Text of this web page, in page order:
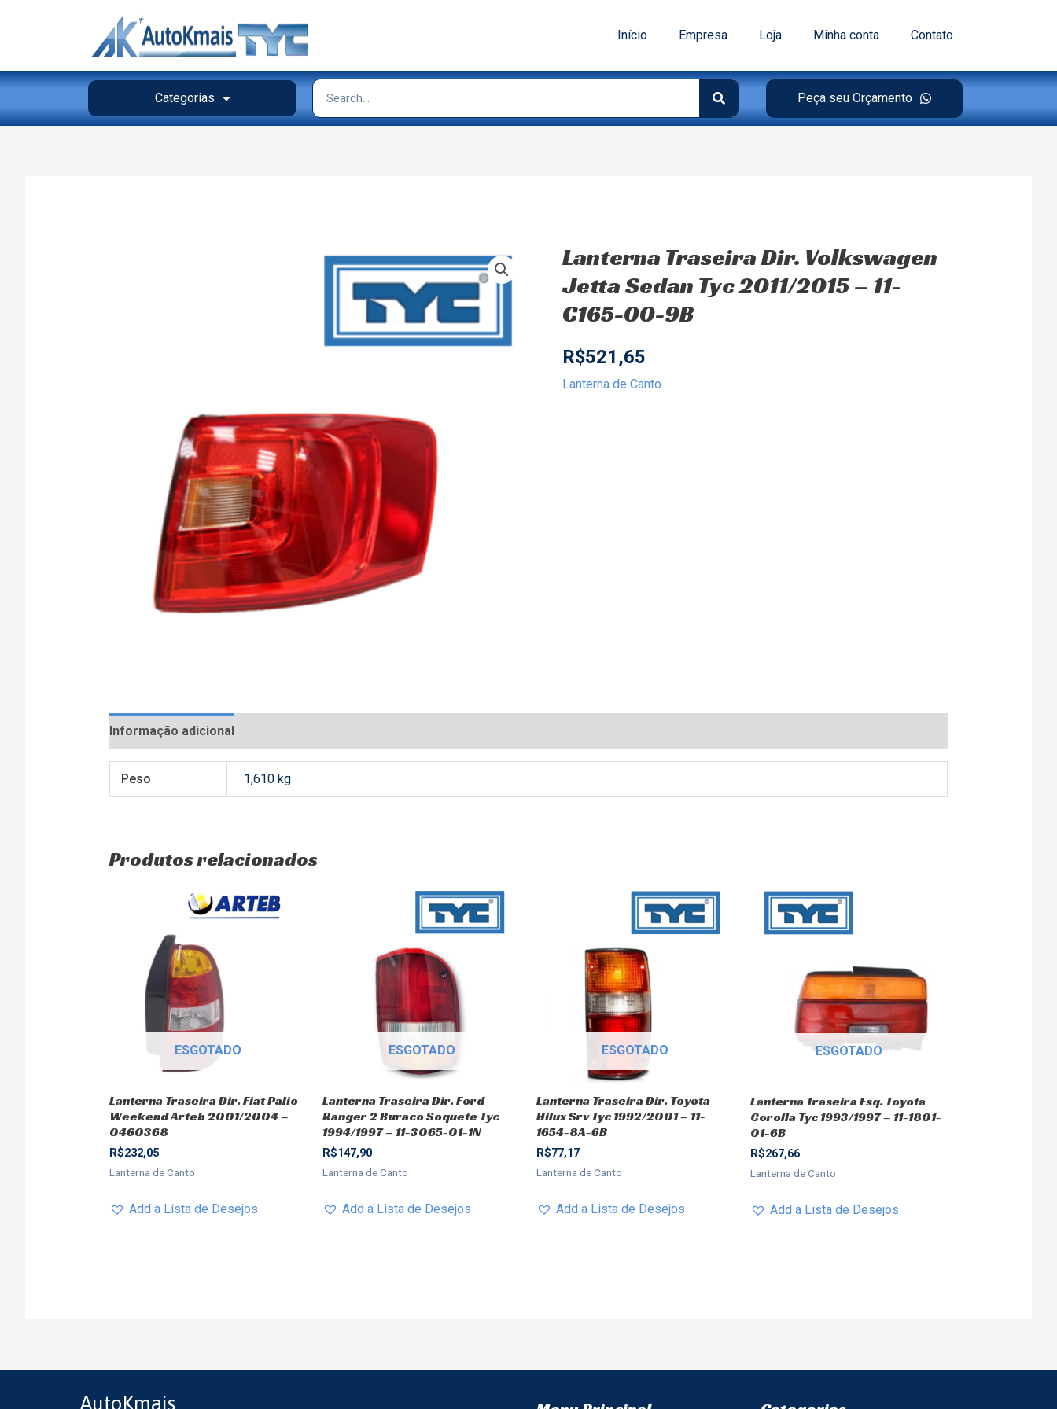
Início Empresa Loja Minha conta Contato
Categorias Peça seu Orçamento
Lanterna Traseira Dir. Volkswagen
Jetta Sedan Tyc 2011/2015 – 11-
C165-00-9B
R$521,65
Lanterna de Canto
Informação adicional
Peso 1,610 kg
Produtos relacionados
ESGOTADO
Lanterna Traseira Dir. Fiat Palio
Weekend Arteb 2001/2004 –
0460368
R$232,05
Lanterna de Canto
Add a Lista de Desejos
ESGOTADO
Lanterna Traseira Dir. Ford
Ranger 2 Buraco Soquete Tyc
1994/1997 – 11-3065-01-1N
R$147,90
Lanterna de Canto
Add a Lista de Desejos
ESGOTADO
Lanterna Traseira Dir. Toyota
Hilux Srv Tyc 1992/2001 – 11-
1654-8A-6B
R$77,17
Lanterna de Canto
Add a Lista de Desejos
ESGOTADO
Lanterna Traseira Esq. Toyota
Corolla Tyc 1993/1997 – 11-1801-
01-6B
R$267,66
Lanterna de Canto
Add a Lista de Desejos
AutoKmais